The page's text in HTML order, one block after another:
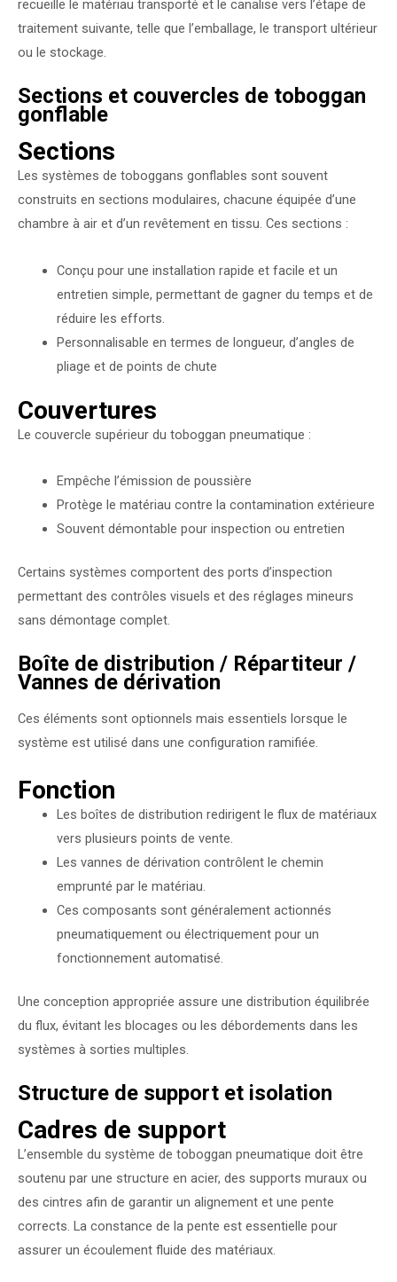
recueille le matériau transporté et le canalise vers l’étape de
traitement suivante, telle que l’emballage, le transport ultérieur
ou le stockage.
Sections et couvercles de toboggan
gonflable
Sections
Les systèmes de toboggans gonflables sont souvent
construits en sections modulaires, chacune équipée d’une
chambre à air et d’un revêtement en tissu. Ces sections :
Conçu pour une installation rapide et facile et un
entretien simple, permettant de gagner du temps et de
réduire les efforts.
Personnalisable en termes de longueur, d’angles de
pliage et de points de chute
Couvertures
Le couvercle supérieur du toboggan pneumatique :
Empêche l’émission de poussière
Protège le matériau contre la contamination extérieure
Souvent démontable pour inspection ou entretien
Certains systèmes comportent des ports d’inspection
permettant des contrôles visuels et des réglages mineurs
sans démontage complet.
Boîte de distribution / Répartiteur /
Vannes de dérivation
Ces éléments sont optionnels mais essentiels lorsque le
système est utilisé dans une configuration ramifiée.
Fonction
Les boîtes de distribution redirigent le flux de matériaux
vers plusieurs points de vente.
Les vannes de dérivation contrôlent le chemin
emprunté par le matériau.
Ces composants sont généralement actionnés
pneumatiquement ou électriquement pour un
fonctionnement automatisé.
Une conception appropriée assure une distribution équilibrée
du flux, évitant les blocages ou les débordements dans les
systèmes à sorties multiples.
Structure de support et isolation
Cadres de support
L’ensemble du système de toboggan pneumatique doit être
soutenu par une structure en acier, des supports muraux ou
des cintres afin de garantir un alignement et une pente
corrects. La constance de la pente est essentielle pour
assurer un écoulement fluide des matériaux.